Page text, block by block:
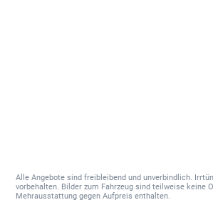
i
v
Alle Angebote sind freibleibend und unverbindlich.
vorbehalten. Bilder zum Fahrzeug sind teilweise keine
Mehrausstattung gegen Aufpreis enthalten.